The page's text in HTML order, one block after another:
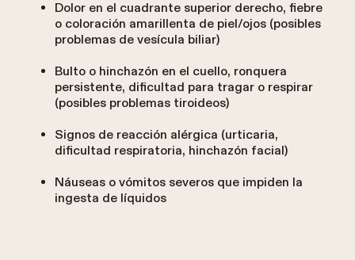
Dolor en el cuadrante superior derecho, fiebre
o coloración amarillenta de piel/ojos (posibles
problemas de vesícula biliar)
Bulto o hinchazón en el cuello, ronquera
persistente, dificultad para tragar o respirar
(posibles problemas tiroideos)
Signos de reacción alérgica (urticaria,
dificultad respiratoria, hinchazón facial)
Náuseas o vómitos severos que impiden la
ingesta de líquidos